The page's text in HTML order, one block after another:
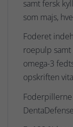
samt fersk
som majs,
Foderet
roepulp
omega-3
opskriften